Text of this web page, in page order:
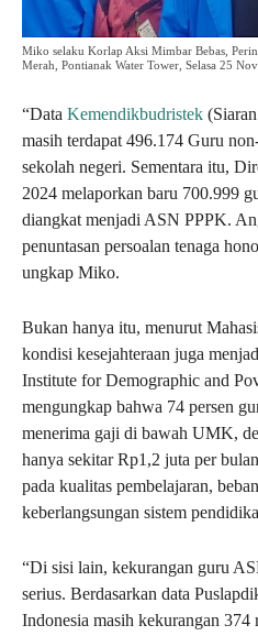
Miko selaku Korlap Aksi Mimbar Bebas,
Merah, Pontianak Water Tower, Selasa 25
“Data Kemendikbudristek
masih terdapat 496.174 Guru
sekolah negeri. Sementara itu,
2024 melaporkan baru 700.999
diangkat menjadi ASN PPPK.
penuntasan persoalan tenaga
ungkap Miko.
Bukan hanya itu, menurut
kondisi kesejahteraan juga
Institute for Demographic and
mengungkap bahwa 74 persen
menerima gaji di bawah UMK,
hanya sekitar Rp1,2 juta per
pada kualitas pembelajaran,
keberlangsungan sistem
“Di sisi lain, kekurangan guru
serius. Berdasarkan data
Indonesia masih kekurangan